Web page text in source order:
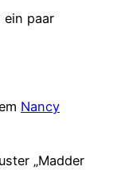
ein paar
Nancy
„Madder